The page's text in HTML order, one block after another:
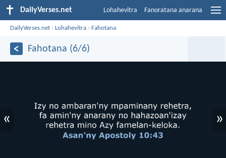
DailyVerses.net Lohahevitra Fanoratana anarana
DailyVerses.net ›Lohahevitra ›Fahotana
Fahotana (6/6)
« »